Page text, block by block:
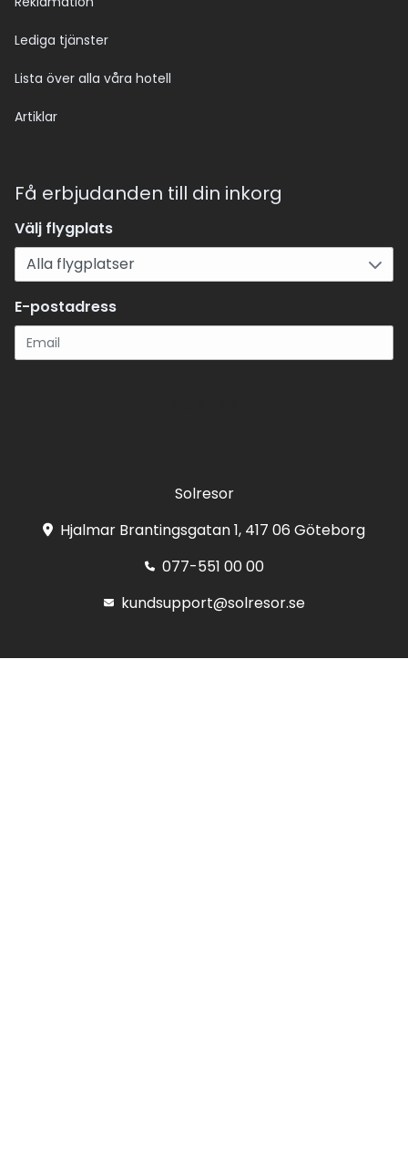
Lediga tjänster
Lista över alla våra hotell
Artiklar
Få erbjudanden till din inkorg
Välj flygplats
E-postadress
Solresor
Hjalmar Brantingsgatan 1, 417 06 Göteborg
077-551 00 00
kundsupport@solresor.se